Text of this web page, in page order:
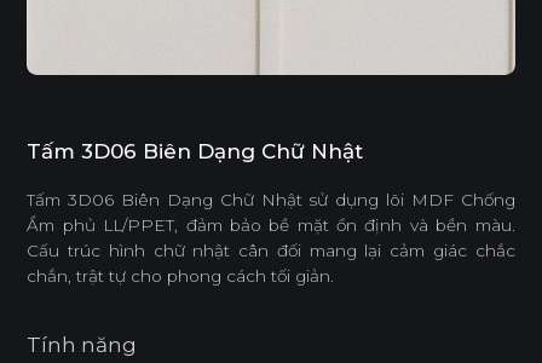
Tấm 3D06 Biên Dạng Chữ Nhật
Tấm 3D06 Biên Dạng Chữ Nhật sử dụng lõi MDF Chống
Ẩm phủ LL/PPET, đảm bảo bề mặt ổn định và bền màu.
Cấu trúc hình chữ nhật cân đối mang lại cảm giác chắc
chắn, trật tự cho phong cách tối giản.
Tính năng